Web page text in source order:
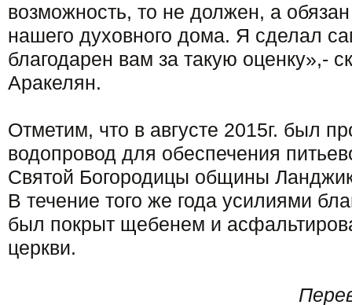
возможность, то не должен, а
нашего духовного дома. Я сделал
благодарен вам за такую оценку»,-
Аракелян.
Отметим, что в августе 2015г. был
водопровод для обеспечения
Святой Богородицы общины
В течение того же года усилиями
был покрыт щебенем и
церкви.